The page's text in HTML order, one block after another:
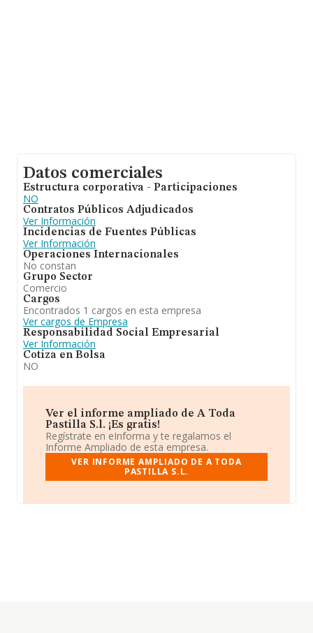
Datos comerciales
Estructura corporativa - Participaciones
NO
Contratos Públicos Adjudicados
Ver Información
Incidencias de Fuentes Públicas
Ver Información
Operaciones Internacionales
No constan
Grupo Sector
Comercio
Cargos
Encontrados 1 cargos en esta empresa
Ver cargos de Empresa
Responsabilidad Social Empresarial
Ver Información
Cotiza en Bolsa
NO
Ver el informe ampliado de A Toda
Pastilla S.l. ¡Es gratis!
Regístrate en eInforma y te regalamos el
Informe Ampliado de esta empresa.
VER INFORME AMPLIADO DE A TODA
PASTILLA S.L.